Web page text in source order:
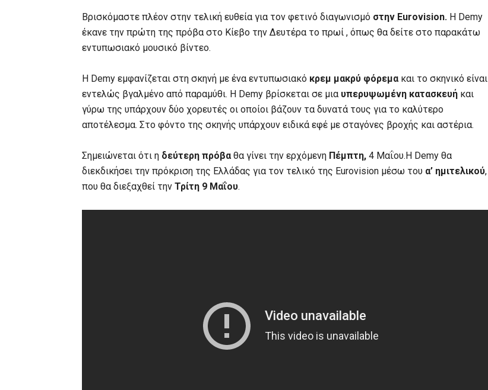
Βρισκόμαστε πλέον στην τελική ευθεία για τον φετινό διαγωνισμό στην Eurovision. Η Demy
έκανε την πρώτη της πρόβα στο Kίεβο την Δευτέρα το πρωί , όπως θα δείτε στο παρακάτω
εντυπωσιακό μουσικό βίντεο.
Η Demy εμφανίζεται στη σκηνή με ένα εντυπωσιακό κρεμ μακρύ φόρεμακαι το σκηνικό είναι
εντελώς βγαλμένο από παραμύθι. Η Demy βρίσκεται σε μια υπερυψωμένη κατασκευή και
γύρω της υπάρχουν δύο χορευτές οι οποίοι βάζουν τα δυνατά τους για το καλύτερο
αποτέλεσμα. Στο φόντο της σκηνής υπάρχουν ειδικά εφέ με σταγόνες βροχής και αστέρια.
Σημειώνεται ότι η δεύτερη πρόβαθα γίνει την ερχόμενη Πέμπτη, 4 Μαΐου.H Demy θα
διεκδικήσει την πρόκριση της Ελλάδας για τον τελικό της Eurovision μέσω του α’ ημιτελικού,
που θα διεξαχθεί την Τρίτη 9 Μαΐου.